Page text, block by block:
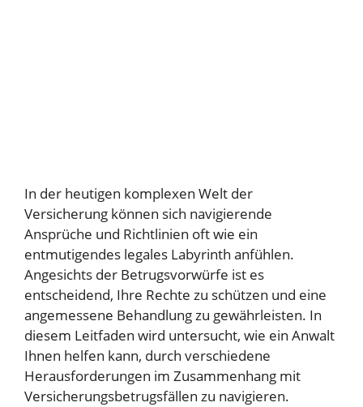
In der heutigen komplexen Welt der
Versicherung können sich navigierende
Ansprüche und Richtlinien oft wie ein
entmutigendes legales Labyrinth anfühlen.
Angesichts der Betrugsvorwürfe ist es
entscheidend, Ihre Rechte zu schützen und eine
angemessene Behandlung zu gewährleisten. In
diesem Leitfaden wird untersucht, wie ein Anwalt
Ihnen helfen kann, durch verschiedene
Herausforderungen im Zusammenhang mit
Versicherungsbetrugsfällen zu navigieren.